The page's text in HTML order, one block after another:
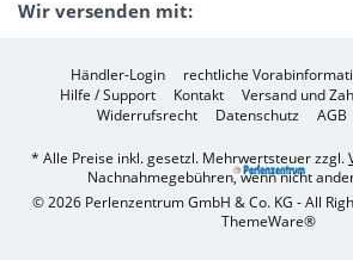
Wir versenden mit:
Händler-Login rechtliche
Hilfe / Support
Kontakt
Versand und
Widerrufsrecht
Datenschutz AGB
* Alle Preise inkl. gesetzl. Mehrwertsteuer zzgl.
Nachnahmegebühren, wenn nicht
© 2026 Perlenzentrum GmbH & Co. KG - All
ThemeWare®